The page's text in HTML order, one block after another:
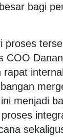
bagi
proses
COO
rapat
menjadi